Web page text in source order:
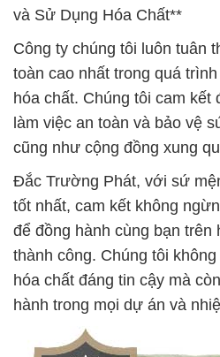
và Sử Dụng Hóa Chất**
Công ty chúng tôi luôn tuân
toàn cao nhất trong quá
hóa chất. Chúng tôi cam kết
làm việc an toàn và bảo vệ
cũng như cộng đồng xung
Đắc Trường Phát, với sứ
tốt nhất, cam kết không
để đồng hành cùng bạn trên
thành công. Chúng tôi
hóa chất đáng tin cậy mà
hành trong mọi dự án và